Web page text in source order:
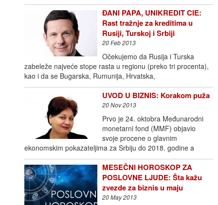
ĐANI PAPA, UNIKREDIT CIE:
Rast tražnje za kreditima u
Rusiji, Turskoj i Srbiji
20 Feb 2013
Očekujemo da Rusija i Turska
zabeleže najveće stope rasta u regionu (preko tri procenta),
kao i da se Bugarska, Rumunija, Hrvatska,
UVOD U BIZNIS: Korakom puža
20 Nov 2013
Prvo je 24. oktobra Međunarodni
monetarni fond (MMF) objavio
svoje procene o glavnim
ekonomskim pokazateljima za Srbiju do 2018. godine a
MESEČNI HOROSKOP ZA
POSLOVNE LJUDE: Šta kažu
zvezde za biznis u maju
20 May 2013